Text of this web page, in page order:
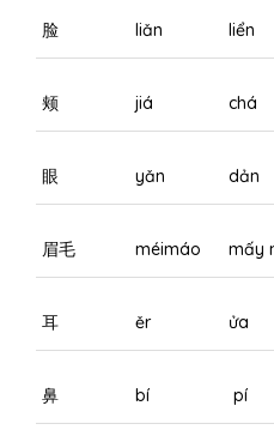
脸 liǎn liển
颊 jiá chá
眼 yǎn dản
眉毛 méimáo mấy
耳 ěr ửa
鼻 bí pí